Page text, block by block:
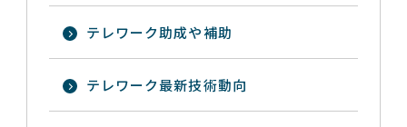
テレワーク助成や補助
テレワーク最新技術動向